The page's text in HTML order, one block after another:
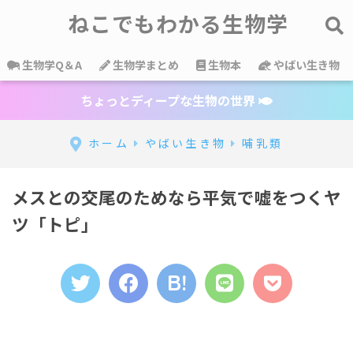
ねこでもわかる生物学
生物学Q＆A 生物学まとめ 生物本 やばい生き物
ちょっとディープな生物の世界
ホーム やばい生き物 哺乳類
メスとの交尾のためなら平気で嘘をつくヤ
ツ「トピ」